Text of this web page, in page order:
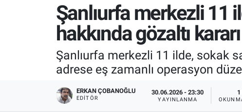
Şanlıurfa merkezli 11
hakkında gözaltı kararı
Şanlıurfa merkezli 11 ilde, sokak
adrese eş zamanlı operasyon
ERKAN ÇOBANOĞLU
EDITÖR
30.06.2026 - 23:30
YAYINLANMA
1
Yüksekova Trafik Yoğunluk Haritası
Süper Lig Puan Durumu ve Fikstür
Tüm Manşetler
Haber Arşivi